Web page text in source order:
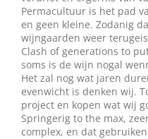
Permacultuur is het pad
en geen kleine. Zodanig
wijngaarden weer
Clash of generations to
soms is de wijn nogal
Het zal nog wat jaren
evenwicht is denken wij.
project en kopen wat wij
Springerig to the max,
complex, en dat